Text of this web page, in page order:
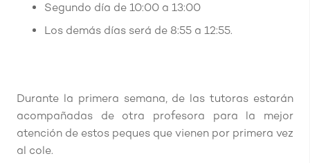
Segundo día de 10:00 a 13:00
Los demás días será de 8:55 a 12:55.
Durante la primera semana, de las tutoras estarán
acompañadas de otra profesora para la mejor
atención de estos peques que vienen por primera vez
al cole.